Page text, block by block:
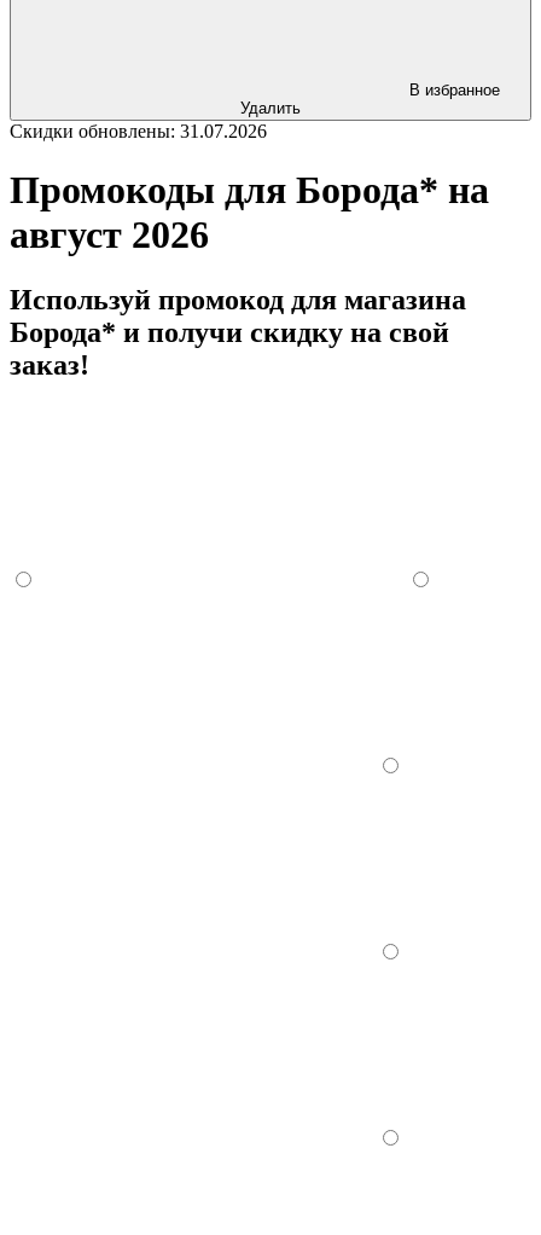
В избранное
Удалить
Скидки обновлены: 31.07.2026
Промокоды для Борода* на
август 2026
Используй промокод для магазина
Борода* и получи скидку на свой
заказ!